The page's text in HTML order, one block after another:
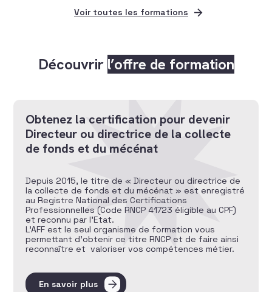
Voir toutes les formations
Découvrir l’offre de formation
Obtenez la certification pour devenir
Directeur ou directrice de la collecte
de fonds et du mécénat
Depuis 2015, le titre de « Directeur ou directrice de
la collecte de fonds et du mécénat » est enregistré
au Registre National des Certifications
Professionnelles (Code RNCP 41723 éligible au CPF)
et reconnu par l’Etat.
L’AFF est le seul organisme de formation vous
permettant d’obtenir ce titre RNCP et de faire ainsi
reconnaître et valoriser vos compétences métier.
En savoir plus